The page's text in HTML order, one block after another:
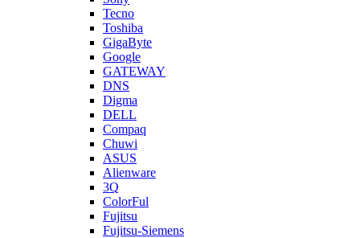
Tecno
Toshiba
GigaByte
Google
GATEWAY
DNS
Digma
DELL
Compaq
Chuwi
ASUS
Alienware
3Q
ColorFul
Fujitsu
Fujitsu-Siemens